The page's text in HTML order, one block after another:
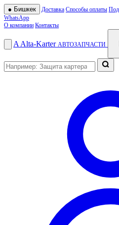
● Бишкек Доставка Способы оплаты
WhatsApp
О компании Контакты
A Alta-Karter АВТОЗАПЧАСТИ